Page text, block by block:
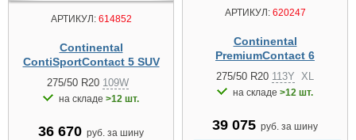
АРТИКУЛ:614852
Continental
ContiSportContact 5 SUV
275/50 R20 109W
на складе >12 шт.
36 670 руб. за шину
АРТИКУЛ:620247
Continental
PremiumContact 6
275/50 R20 113Y XL
на складе >12 шт.
39 075 руб. за шину